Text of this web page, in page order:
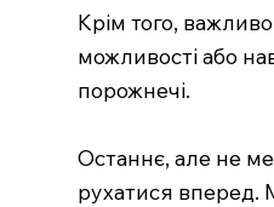
Крім того,
можливості або
порожнечі.
Останнє, але не
рухатися вперед.